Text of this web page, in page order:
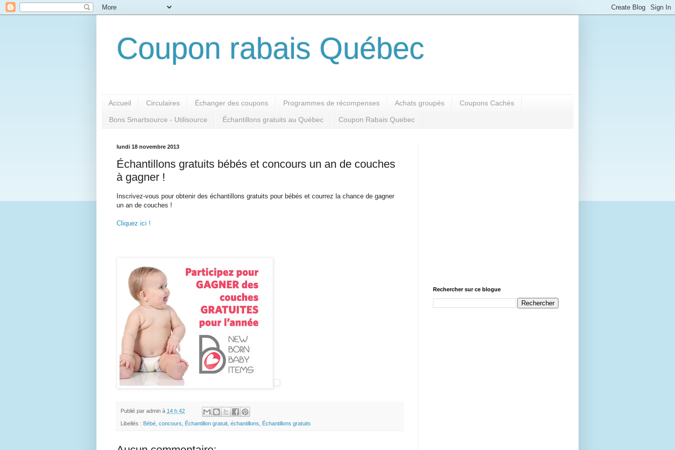
Coupon rabais Québec
Accueil Circulaires Échanger des coupons Programmes de récompenses Achats groupés Coupons Cachés
Bons Smartsource - Utilisource Échantillons gratuits au Québec Coupon Rabais Quebec
lundi 18 novembre 2013
Échantillons gratuits bébés et concours un an de couches
à gagner !
Inscrivez-vous pour obtenir des échantillons gratuits pour bébés et courrez la chance de gagner
un an de couches !
Cliquez ici !
Publié par admin à 14 h 42
Libellés : Bébé concours Échantillon gratuit échantillons Échantillons gratuits
Rechercher sur ce blogue